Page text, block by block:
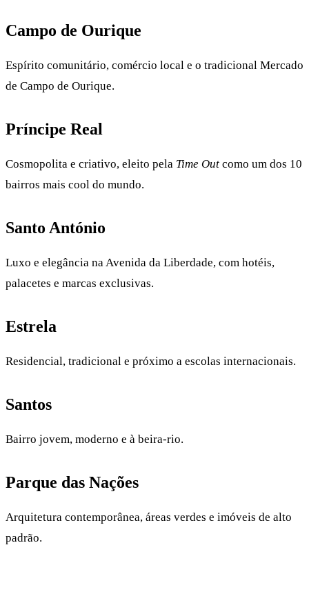
Campo de Ourique
Espírito comunitário, comércio local e o tradicional Mercado
de Campo de Ourique.
Príncipe Real
Cosmopolita e criativo, eleito pela Time Out como um dos 10
bairros mais cool do mundo.
Santo António
Luxo e elegância na Avenida da Liberdade, com hotéis,
palacetes e marcas exclusivas.
Estrela
Residencial, tradicional e próximo a escolas internacionais.
Santos
Bairro jovem, moderno e à beira-rio.
Parque das Nações
Arquitetura contemporânea, áreas verdes e imóveis de alto
padrão.